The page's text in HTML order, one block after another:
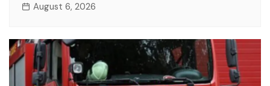
August 6, 2026